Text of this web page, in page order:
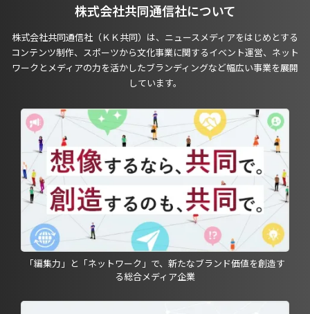
株式会社共同通信社について
株式会社共同通信社（ＫＫ共同）は、ニュースメディアをはじめとする
コンテンツ制作、スポーツから文化事業に関するイベント運営、ネット
ワークとメディアの力を活かしたブランディングなど幅広い事業を展開
しています。
「編集力」と「ネットワーク」で、新たなブランド価値を創造す
る総合メディア企業